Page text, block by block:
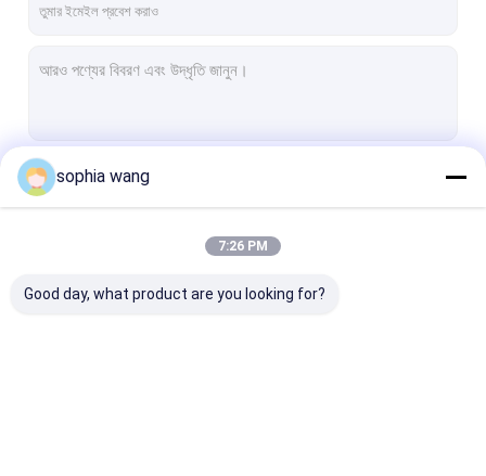
আমাদের সম্পর্কে
sophia wang
7:26 PM
Good day, what product are you looking for?